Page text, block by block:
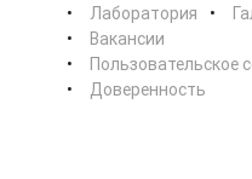
Лаборатория
Вакансии
Пользовательское
Доверенность